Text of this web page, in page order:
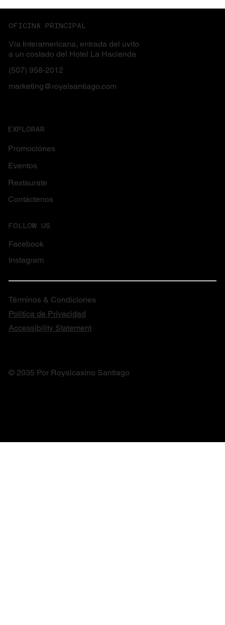
OFICINA PRINCIPAL
Vía Interamericana, entrada del uvito
a un costado del Hotel La Hacienda
(507) 958-2012
marketing@royalsantiago.com
FOLLOW US
Facebook
Instagram
EXPLORAR
Promociónes
Eventos
Restaurate
Contáctenos
Términos & Condiciones
Politica de Privacidad
Accessibility Statement
© 2035 Por Royalcasino Santiago